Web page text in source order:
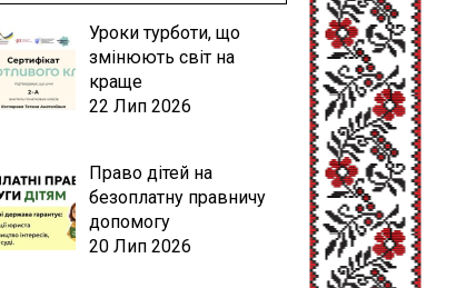
Уроки турботи, що
змінюють світ на
краще
22 Лип 2026
Право дітей на
безоплатну правничу
допомогу
20 Лип 2026